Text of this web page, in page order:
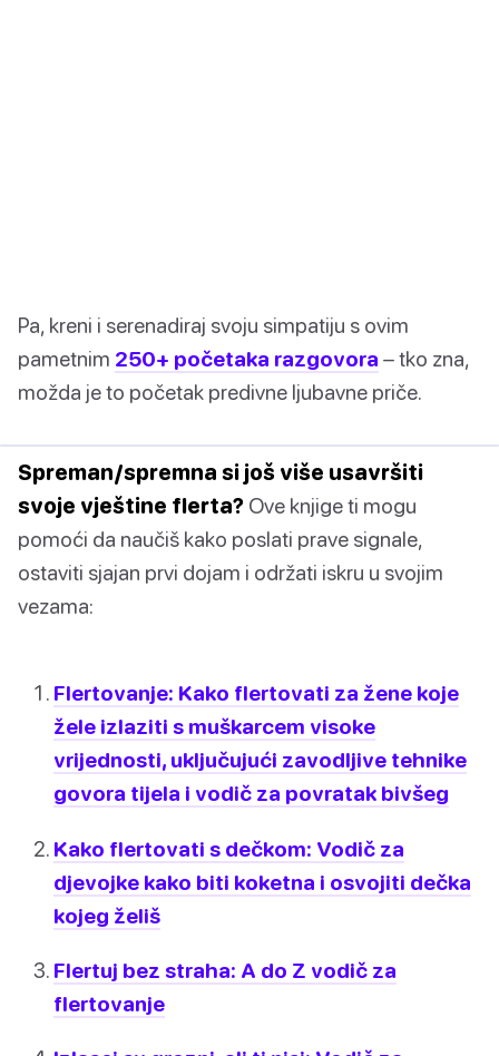
Pa, kreni i serenadiraj svoju simpatiju s ovim
pametnim 250+ početaka razgovora – tko zna,
možda je to početak predivne ljubavne priče.
Spreman/spremna si još više usavršiti
svoje vještine flerta? Ove knjige ti mogu
pomoći da naučiš kako poslati prave signale,
ostaviti sjajan prvi dojam i održati iskru u svojim
vezama:
Flertovanje: Kako flertovati za žene koje
žele izlaziti s muškarcem visoke
vrijednosti, uključujući zavodljive tehnike
govora tijela i vodič za povratak bivšeg
Kako flertovati s dečkom: Vodič za
djevojke kako biti koketna i osvojiti dečka
kojeg želiš
Flertuj bez straha: A do Z vodič za
flertovanje